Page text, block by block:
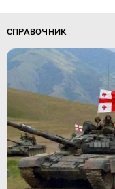
СПРАВОЧНИК